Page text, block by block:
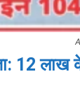
लाख के